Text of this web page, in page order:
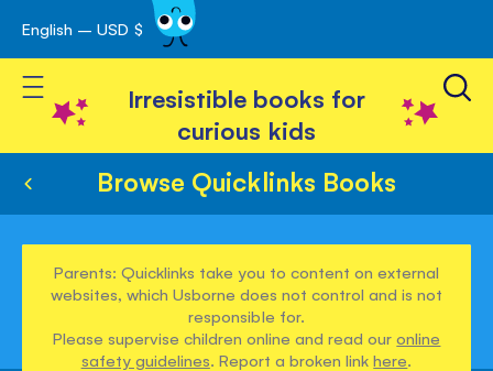
Skip
to
Content
English – USD $
Toggle Nav
Irresistible books for
curious kids
Browse Quicklinks Books
Parents: Quicklinks take you to content on external
websites, which Usborne does not control and is not
responsible for.
Please supervise children online and read ouronline
safety guidelines. Report a broken linkhere.